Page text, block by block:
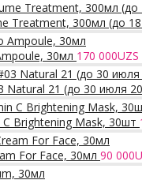
Treatment, 300мл (до
30мл 170 000UZS
Natural 21 (до 30 июля
Brightening Mask, 30шт
For Face, 30мл 90 000